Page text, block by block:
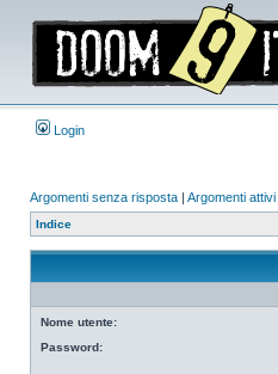
Login
Argomenti senza risposta | Argomenti attivi
Indice
Nome utente:
Password: